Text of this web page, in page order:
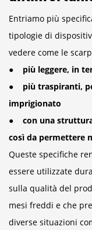
Entriamo più
tipologie di
vedere come le
● più leggere, in
● più traspiranti,
imprigionato
● con una struttura
così da permettere
Queste specifiche
essere utilizzate
sulla qualità del
mesi freddi e che
diverse situazioni